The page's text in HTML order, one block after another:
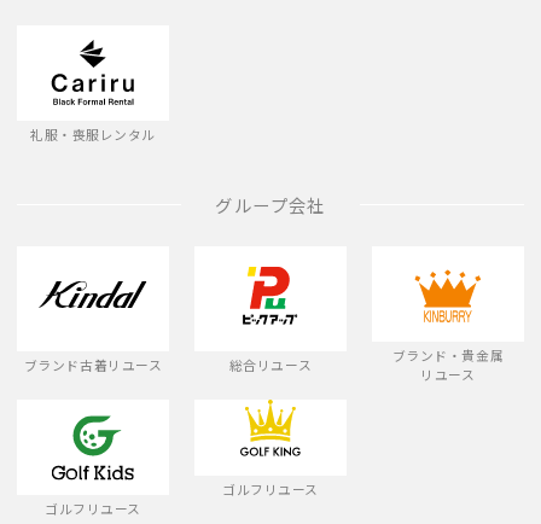
礼服・喪服レンタル
グループ会社
ブランド古着リユース 総合リユース
ブランド・貴金属
リユース
ゴルフリユース
ゴルフリユース